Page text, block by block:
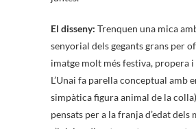
El disseny: Trenquen una mica
senyorial dels gegants grans per
imatge molt més festiva, propera
L’Unai fa parella conceptual amb
simpàtica figura animal de la
pensats per a la franja d’edat dels